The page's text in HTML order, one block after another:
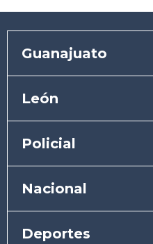
Guanajuato
León
Policial
Nacional
Deportes